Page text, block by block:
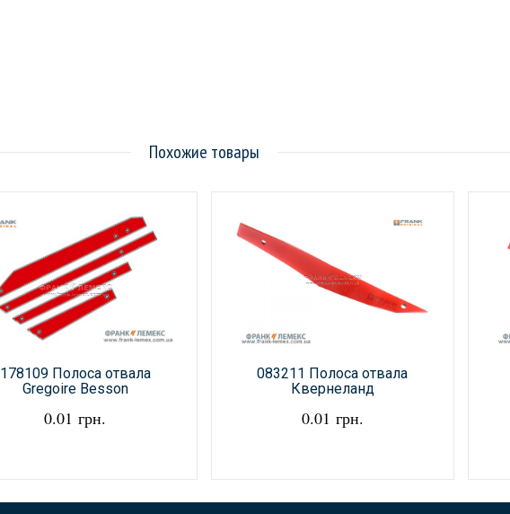
Похожие товары
178109 Полоса отвала
Gregoire Besson
0.01 грн.
083211 Полоса отвала
Квернеланд
0.01 грн.